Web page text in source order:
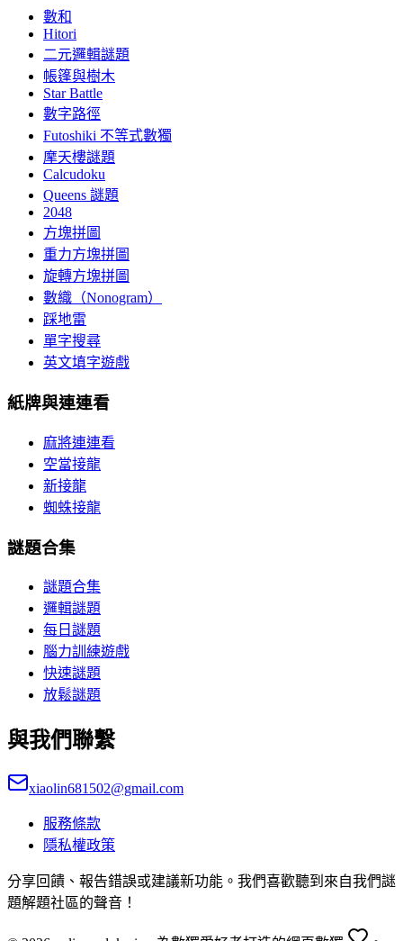
數和
Hitori
二元邏輯謎題
帳篷與樹木
Star Battle
數字路徑
Futoshiki 不等式數獨
摩天樓謎題
Calcudoku
Queens 謎題
2048
方塊拼圖
重力方塊拼圖
旋轉方塊拼圖
數織（Nonogram）
踩地雷
單字搜尋
英文填字遊戲
紙牌與連連看
麻將連連看
空當接龍
新接龍
蜘蛛接龍
謎題合集
謎題合集
邏輯謎題
每日謎題
腦力訓練遊戲
快速謎題
放鬆謎題
與我們聯繫
xiaolin681502@gmail.com
服務條款
隱私權政策
分享回饋、報告錯誤或建議新功能。我們喜歡聽到來自我們謎
題解題社區的聲音！